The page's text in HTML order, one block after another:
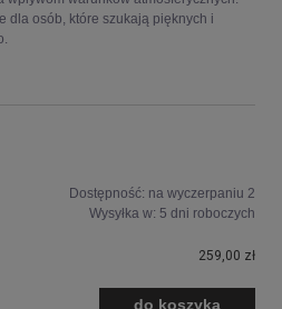
dla osób, które szukają pięknych i
Dostępność: na wyczerpaniu 2
Wysyłka w: 5 dni roboczych
259,00 zł
do koszyka